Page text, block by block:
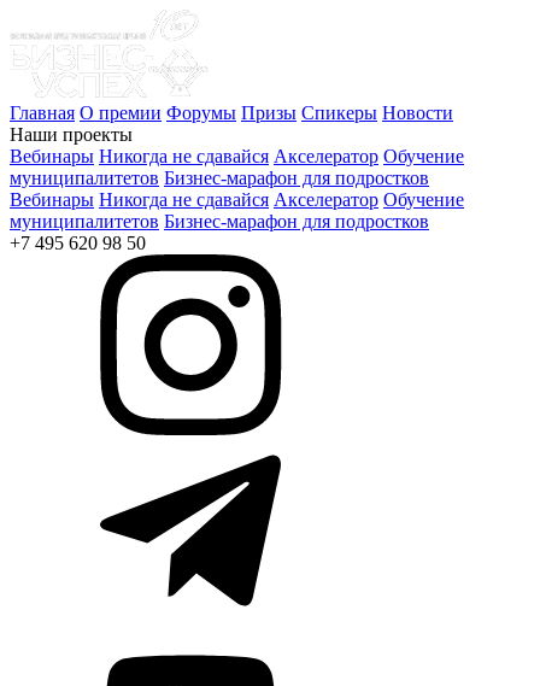
Главная О премии Форумы Призы Спикеры Новости
Наши проекты
Вебинары Никогда не сдавайся Акселератор Обучение
муниципалитетов Бизнес-марафон для подростков
Вебинары Никогда не сдавайся Акселератор Обучение
муниципалитетов Бизнес-марафон для подростков
+7 495 620 98 50